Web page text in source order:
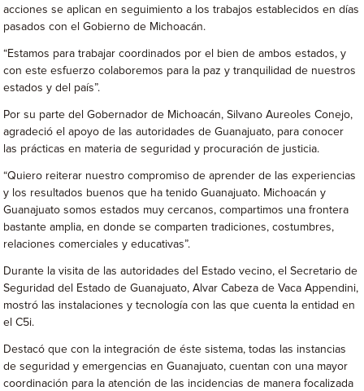
acciones se aplican en seguimiento a los trabajos establecidos en días
pasados con el Gobierno de Michoacán.
“Estamos para trabajar coordinados por el bien de ambos estados, y
con este esfuerzo colaboremos para la paz y tranquilidad de nuestros
estados y del país”.
Por su parte del Gobernador de Michoacán, Silvano Aureoles Conejo,
agradeció el apoyo de las autoridades de Guanajuato, para conocer
las prácticas en materia de seguridad y procuración de justicia.
“Quiero reiterar nuestro compromiso de aprender de las experiencias
y los resultados buenos que ha tenido Guanajuato. Michoacán y
Guanajuato somos estados muy cercanos, compartimos una frontera
bastante amplia, en donde se comparten tradiciones, costumbres,
relaciones comerciales y educativas”.
Durante la visita de las autoridades del Estado vecino, el Secretario de
Seguridad del Estado de Guanajuato, Alvar Cabeza de Vaca Appendini,
mostró las instalaciones y tecnología con las que cuenta la entidad en
el C5i.
Destacó que con la integración de éste sistema, todas las instancias
de seguridad y emergencias en Guanajuato, cuentan con una mayor
coordinación para la atención de las incidencias de manera focalizada